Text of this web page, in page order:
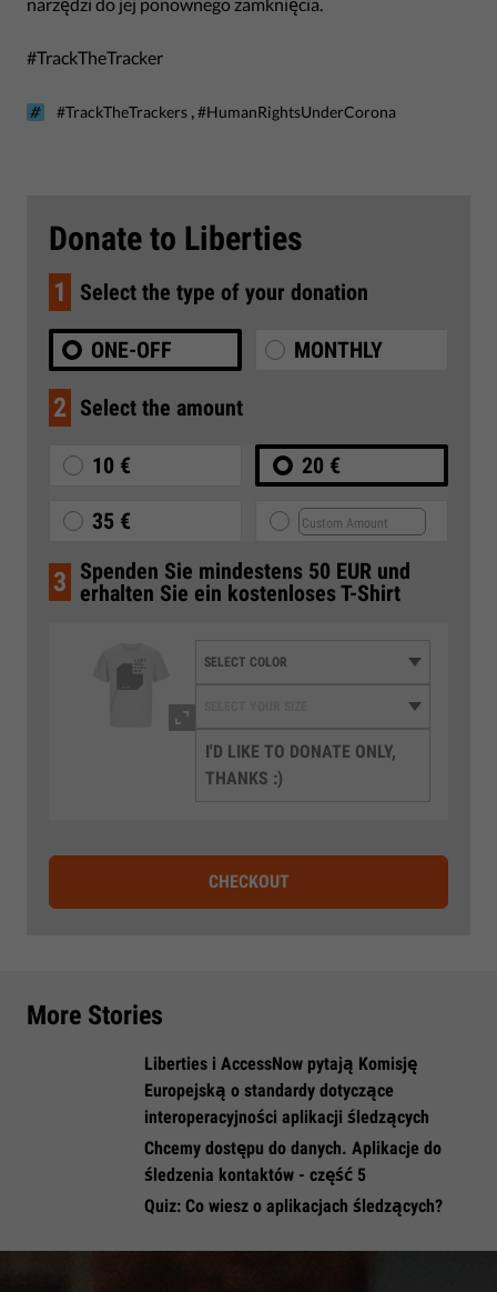
#TrackTheTracker
#TrackTheTrackers ,#HumanRightsUnderCorona
Donate to Liberties
1 Select the type of your donation
ONE-OFF MONTHLY
2 Select the amount
10 € 20 €
35 €
3 Spenden Sie mindestens 50 EUR und
erhalten Sie ein kostenloses T-Shirt
I'D LIKE TO DONATE ONLY,
THANKS :)
CHECKOUT
More Stories
​Liberties i AccessNow pytają Komisję
Europejską o standardy dotyczące
interoperacyjności aplikacji śledzących
Chcemy dostępu do danych. Aplikacje do
śledzenia kontaktów - część 5
​Quiz: Co wiesz o aplikacjach śledzących?